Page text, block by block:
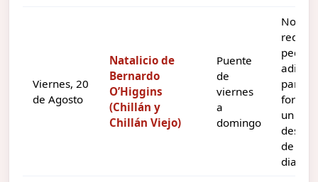
Viernes, 20
de Agosto
Natalicio de
Bernardo
O’Higgins
(Chillán y
Chillán Viejo)
Puente
de
viernes
a
domingo
No
pedir
para
formar
un
de tres
dias.